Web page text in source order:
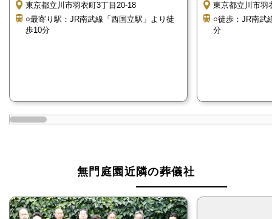
無門庭園のご利用時の注意点
ださい
無料でご相談を承ります。
24時間受付けていますので、早朝でも深夜でもかまい
ません。
葬儀のことが何もわからなくても、お電話口でご状況
東京都立川市羽衣町3丁目20-18
○最寄り駅：JR南武線「西国立駅」より徒
歩10分
東京都立川市羽
○徒歩：JR南武
分
無門庭園近隣の葬儀社